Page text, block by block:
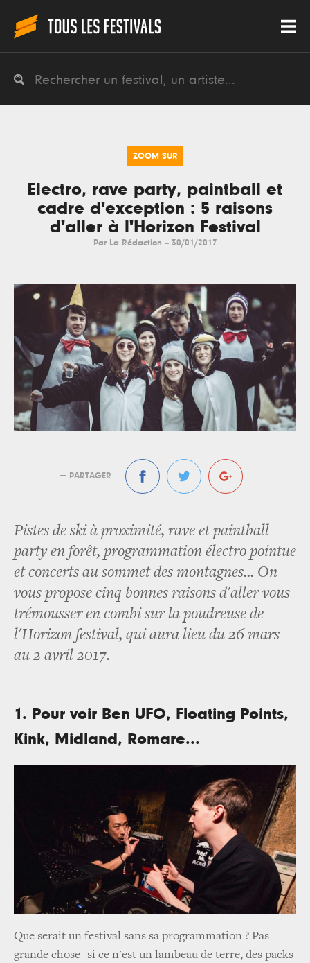
ZOOM SUR
Electro, rave party, paintball et
cadre d'exception : 5 raisons
d'aller à l'Horizon Festival
Par La Rédaction -- 30/01/2017
— PARTAGER
Pistes de ski à proximité, rave et paintball
party en forêt, programmation électro pointue
et concerts au sommet des montagnes... On
vous propose cinq bonnes raisons d'aller vous
trémousser en combi sur la poudreuse de
l'Horizon festival, qui aura lieu du 26 mars
au 2 avril 2017.
1. Pour voir Ben UFO, Floating Points,
Kink, Midland, Romare...
Que serait un festival sans sa programmation ? Pas
grande chose -si ce n'est un lambeau de terre, des packs